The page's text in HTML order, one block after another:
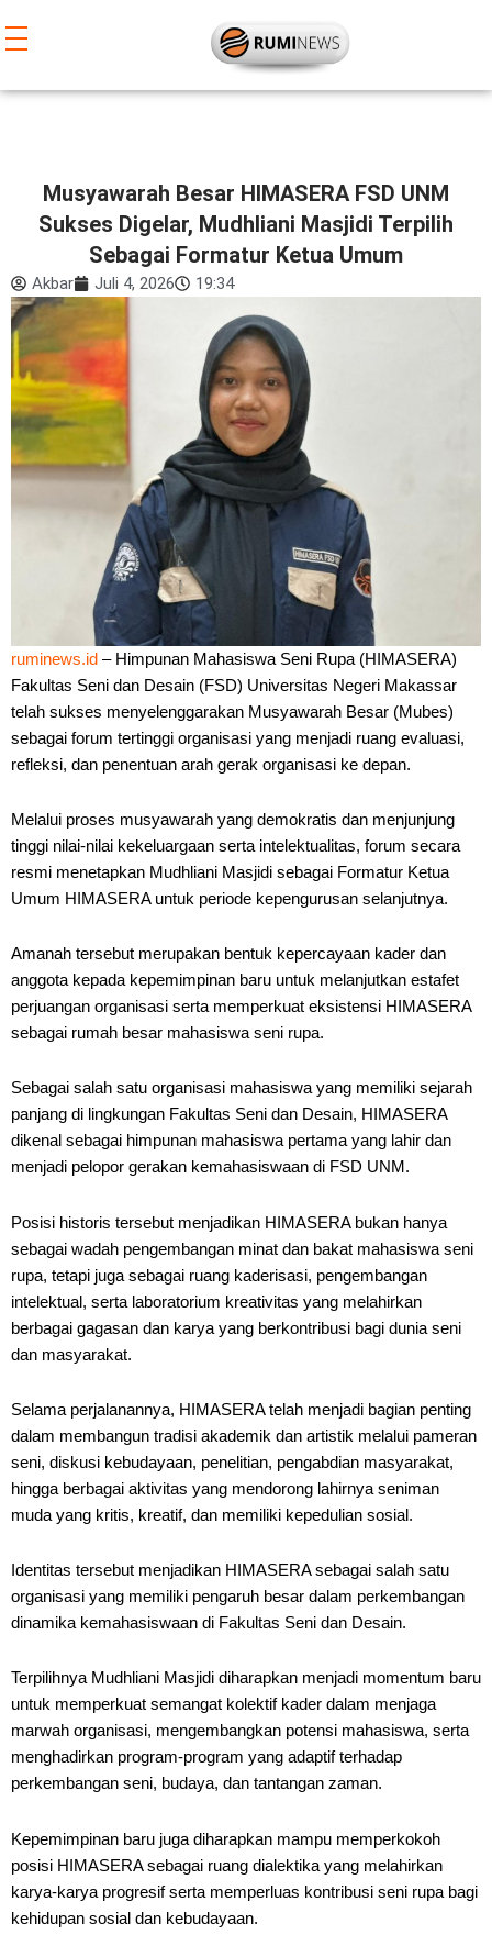
ke
Musyawarah Besar HIMASERA FSD UNM
Sukses Digelar, Mudhliani Masjidi Terpilih
Sebagai Formatur Ketua Umum
Akbar Juli 4, 2026 19:34
ruminews.id – Himpunan Mahasiswa Seni Rupa (HIMASERA)
Fakultas Seni dan Desain (FSD) Universitas Negeri Makassar
telah sukses menyelenggarakan Musyawarah Besar (Mubes)
sebagai forum tertinggi organisasi yang menjadi ruang evaluasi,
refleksi, dan penentuan arah gerak organisasi ke depan.
Melalui proses musyawarah yang demokratis dan menjunjung
tinggi nilai-nilai kekeluargaan serta intelektualitas, forum secara
resmi menetapkan Mudhliani Masjidi sebagai Formatur Ketua
Umum HIMASERA untuk periode kepengurusan selanjutnya.
Amanah tersebut merupakan bentuk kepercayaan kader dan
anggota kepada kepemimpinan baru untuk melanjutkan estafet
perjuangan organisasi serta memperkuat eksistensi HIMASERA
sebagai rumah besar mahasiswa seni rupa.
Sebagai salah satu organisasi mahasiswa yang memiliki sejarah
panjang di lingkungan Fakultas Seni dan Desain, HIMASERA
dikenal sebagai himpunan mahasiswa pertama yang lahir dan
menjadi pelopor gerakan kemahasiswaan di FSD UNM.
Posisi historis tersebut menjadikan HIMASERA bukan hanya
sebagai wadah pengembangan minat dan bakat mahasiswa seni
rupa, tetapi juga sebagai ruang kaderisasi, pengembangan
intelektual, serta laboratorium kreativitas yang melahirkan
berbagai gagasan dan karya yang berkontribusi bagi dunia seni
dan masyarakat.
Selama perjalanannya, HIMASERA telah menjadi bagian penting
dalam membangun tradisi akademik dan artistik melalui pameran
seni, diskusi kebudayaan, penelitian, pengabdian masyarakat,
hingga berbagai aktivitas yang mendorong lahirnya seniman
muda yang kritis, kreatif, dan memiliki kepedulian sosial.
Identitas tersebut menjadikan HIMASERA sebagai salah satu
organisasi yang memiliki pengaruh besar dalam perkembangan
dinamika kemahasiswaan di Fakultas Seni dan Desain.
Terpilihnya Mudhliani Masjidi diharapkan menjadi momentum baru
untuk memperkuat semangat kolektif kader dalam menjaga
marwah organisasi, mengembangkan potensi mahasiswa, serta
menghadirkan program-program yang adaptif terhadap
perkembangan seni, budaya, dan tantangan zaman.
Kepemimpinan baru juga diharapkan mampu memperkokoh
posisi HIMASERA sebagai ruang dialektika yang melahirkan
karya-karya progresif serta memperluas kontribusi seni rupa bagi
kehidupan sosial dan kebudayaan.